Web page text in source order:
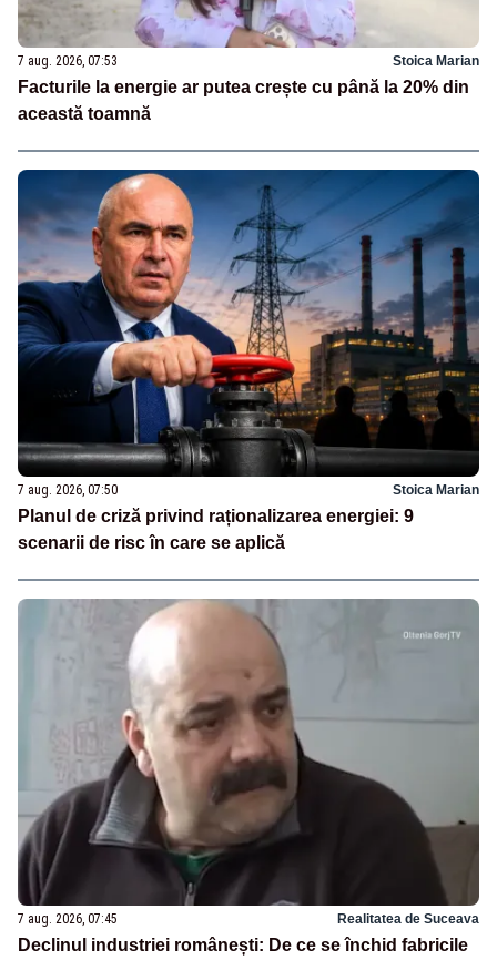
7 aug. 2026, 07:53 Stoica Marian
Facturile la energie ar putea crește cu până la 20% din
această toamnă
7 aug. 2026, 07:50 Stoica Marian
Planul de criză privind raționalizarea energiei: 9
scenarii de risc în care se aplică
7 aug. 2026, 07:45 Realitatea de Suceava
Declinul industriei românești: De ce se închid fabricile